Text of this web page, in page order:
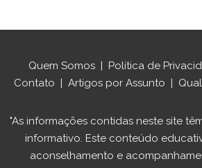
Quem Somos Política de
Contato
Artigos por Assunto
"As informações contidas neste site
informativo. Este conteúdo
aconselhamento e